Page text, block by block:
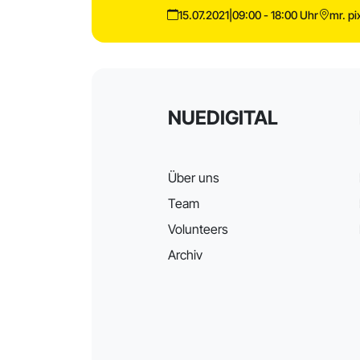
15.07.2021 |09:00 - 18:00 Uhr mr.
NUEDIGITAL
Über uns
Team
Volunteers
Archiv